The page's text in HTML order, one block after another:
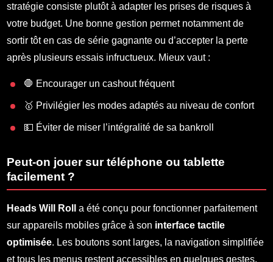
stratégie consiste plutôt à adapter les prises de risques à
votre budget. Une bonne gestion permet notamment de
sortir tôt en cas de série gagnante ou d’accepter la perte
après plusieurs essais infructueux. Mieux vaut :
🛑 Encourager un cashout fréquent
🥇 Privilégier les modes adaptés au niveau de confort
💵 Éviter de miser l’intégralité de sa bankroll
Peut-on jouer sur téléphone ou tablette
facilement ?
Heads Will Roll
a été conçu pour fonctionner parfaitement
sur appareils mobiles grâce à son interface tactile
optimisée. Les boutons sont larges, la navigation simplifiée
et tous les menus restent accessibles en quelques gestes.